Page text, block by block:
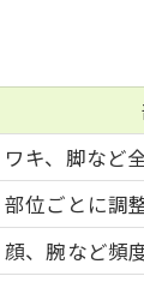
ワキ、脚など
部位ごとに調
顔、腕など頻